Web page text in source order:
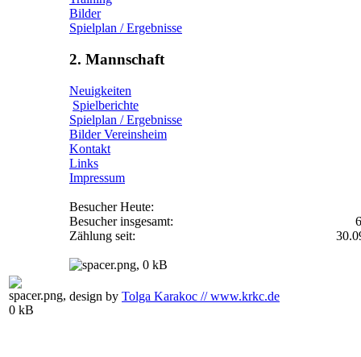
Bilder
Spielplan / Ergebnisse
2. Mannschaft
Neuigkeiten
Spielberichte
Spielplan / Ergebnisse
Bilder Vereinsheim
Kontakt
Links
Impressum
Besucher Heute:
Besucher insgesamt:
Zählung seit:
design by Tolga Karakoc // www.krkc.de